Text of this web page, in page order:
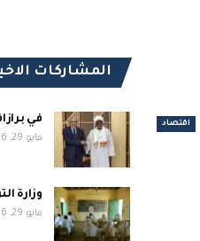
اقتصاد
المشاركات
في
مايو 29, 2026
وزارة
مايو 29, 2026